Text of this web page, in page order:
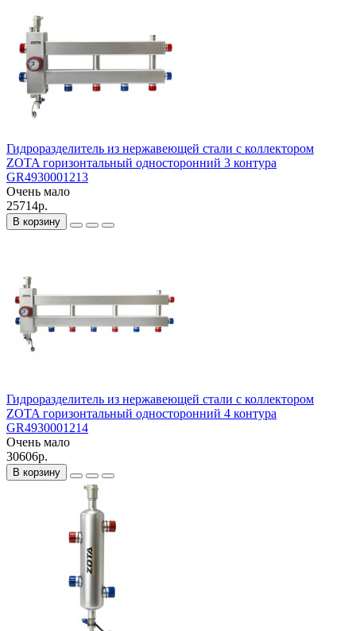
Гидроразделитель из нержавеющей стали с коллектором
ZOTA горизонтальный односторонний 3 контура
GR4930001213
Очень мало
25714р.
В корзину
Гидроразделитель из нержавеющей стали с коллектором
ZOTA горизонтальный односторонний 4 контура
GR4930001214
Очень мало
30606р.
В корзину